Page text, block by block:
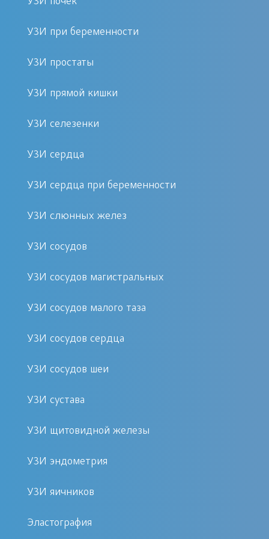
справки.
Второй главный компонент в
исследовании – аппаратура.
сложнейшая техника, в которой
очень важно, что аппаратура была:
Современной
С актуальным программным
Эти три главных составляющих
хорошим квалифицированным
ультразвукового исследования к
компьютерной или
Современные ультразвуковые
объемные изображения,
моделировать ход выделения того
или иного образования для
хирургической операции, определять
даже в маленьком сосуде, и многое
УЗИ при беременности
УЗИ простаты
УЗИ прямой кишки
УЗИ селезенки
УЗИ сердца
УЗИ сердца при беременности
УЗИ слюнных желез
УЗИ сосудов
УЗИ сосудов магистральных
УЗИ сосудов малого таза
УЗИ сосудов сердца
УЗИ сосудов шеи
УЗИ сустава
УЗИ щитовидной железы
УЗИ эндометрия
УЗИ яичников
Эластография